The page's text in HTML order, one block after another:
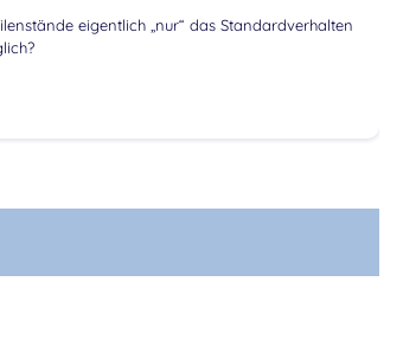
eigentlich „nur“ das Standardverhalten